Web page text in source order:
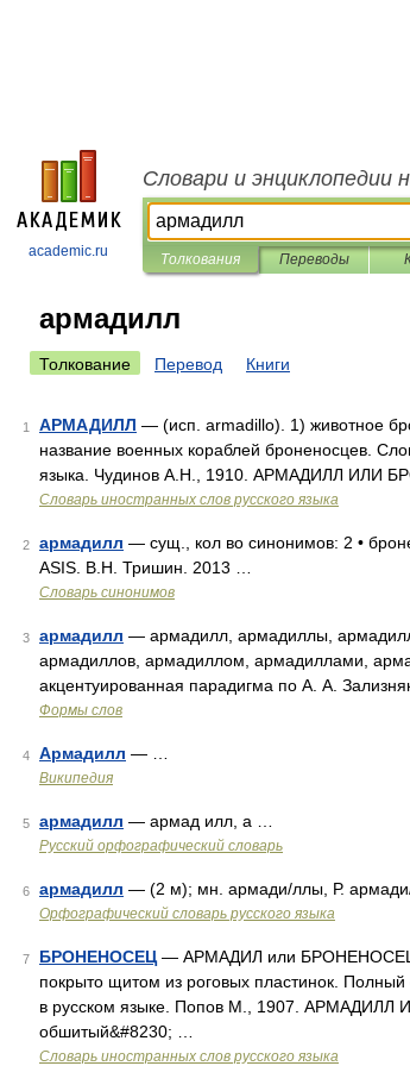
academic.ru
Словари и энциклопедии
Толкования Переводы
армадилл
Толкование Перевод Книги
1 АРМАДИЛЛ — (исп. armadillo). 1) животное
название военных кораблей броненосцев.
языка. Чудинов А.Н., 1910. АРМАДИЛЛ ИЛИ
Словарь иностранных слов русского языка
2 армадилл — сущ., кол во синонимов: 2 •
ASIS. В.Н. Тришин. 2013 …
Словарь синонимов
3 армадилл — армадилл, армадиллы,
армадиллов, армадиллом, армадиллами,
акцентуированная парадигма по А. А.
Формы слов
4 Армадилл — …
Википедия
5 армадилл — армад илл, а …
Русский орфографический словарь
6 армадилл — (2 м); мн. армади/ллы, Р.
Орфографический словарь русского языка
7 БРОНЕНОСЕЦ — АРМАДИЛ или БРОНЕНОСЕЦ
покрыто щитом из роговых пластинок.
в русском языке. Попов М., 1907. АРМАДИЛЛ
обшитый&#8230; …
Словарь иностранных слов русского языка